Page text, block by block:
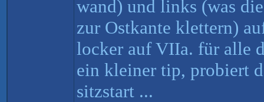
wand) und links (was
zur Ostkante klettern)
locker auf VIIa. für alle
ein kleiner tip, probiert
sitzstart ...